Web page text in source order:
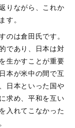
りながら、これか
す。
は倉田氏です。
であり、日本は対
生かすことが重要
本が米中の間で互
日本といった国や
求め、平和を互い
入れてこなかった